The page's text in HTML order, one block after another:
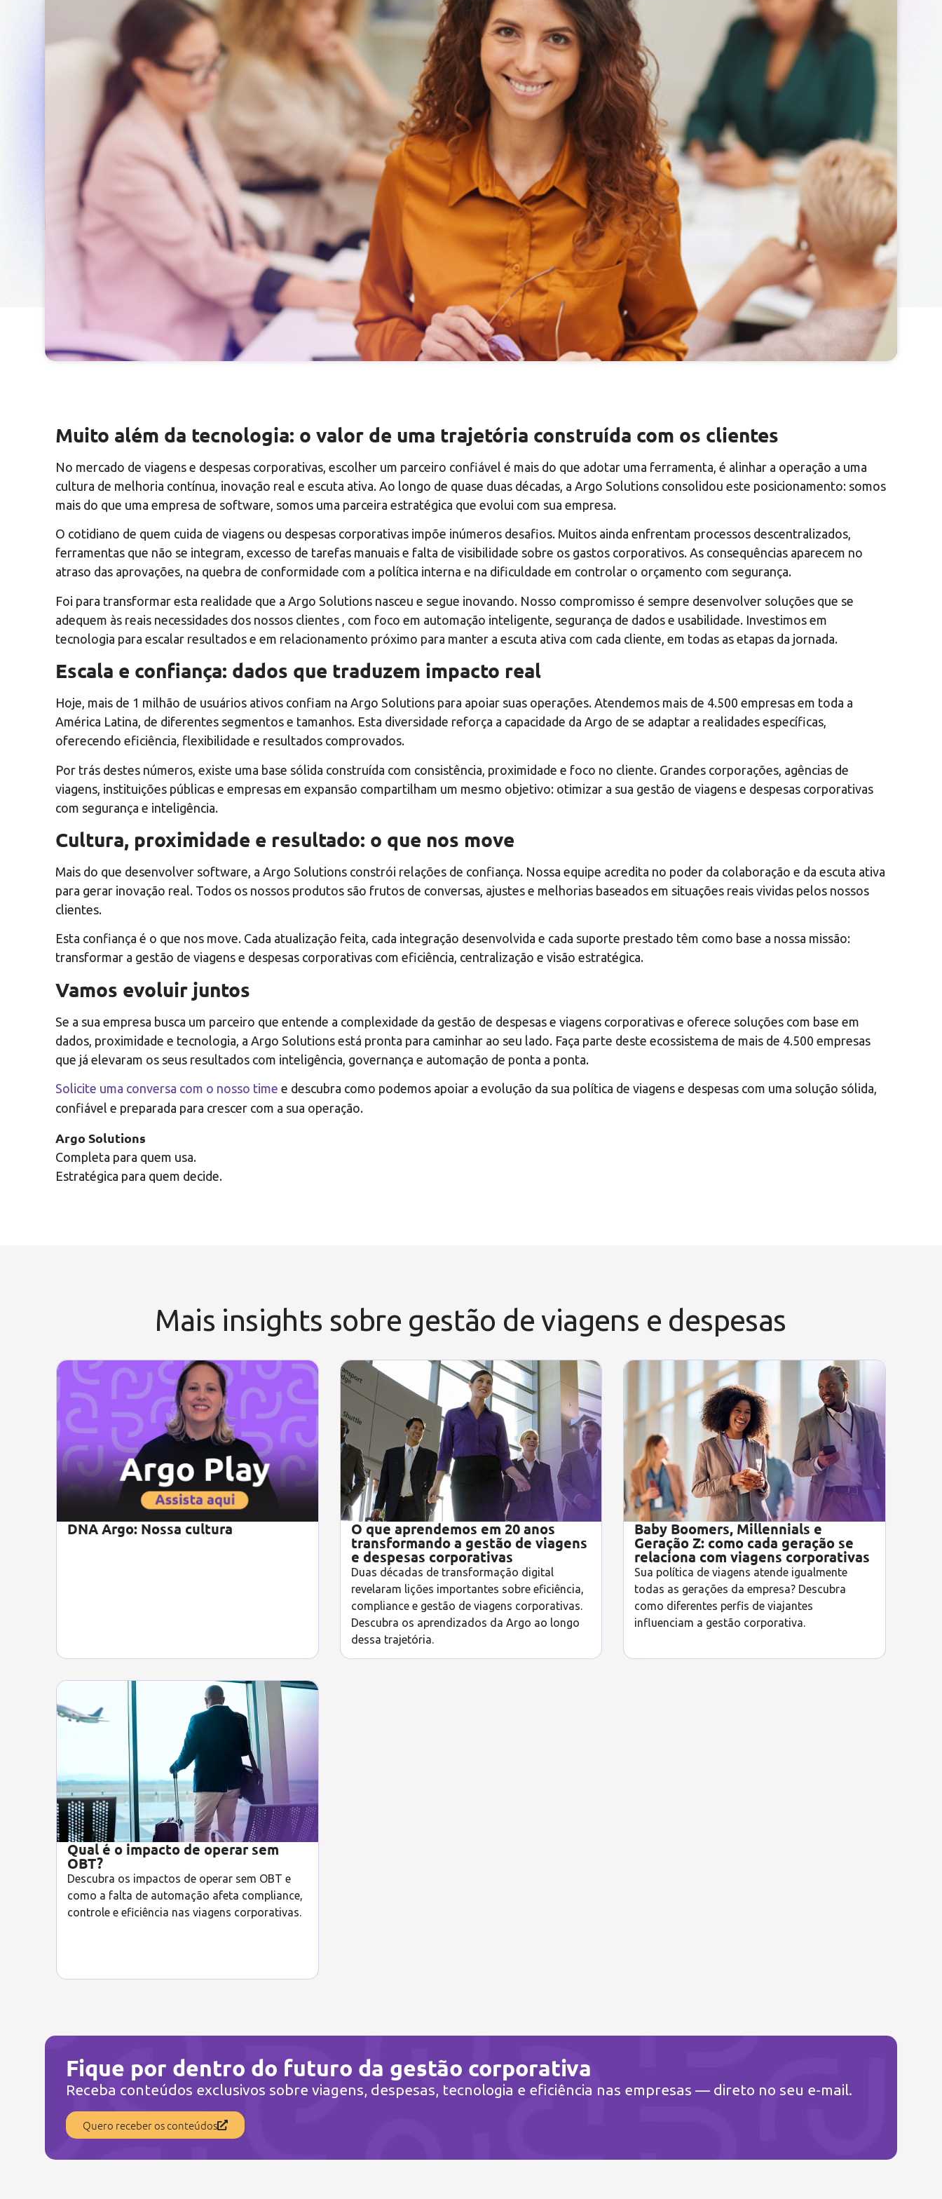
Muito além da tecnologia: o valor de uma trajetória construída com os clientes
No mercado de viagens e despesas corporativas, escolher um parceiro confiável é mais do que adotar uma ferramenta, é alinhar a operação a uma
cultura de melhoria contínua, inovação real e escuta ativa. Ao longo de quase duas décadas, a Argo Solutions consolidou este posicionamento: somos
mais do que uma empresa de software, somos uma parceira estratégica que evolui com sua empresa.
O cotidiano de quem cuida de viagens ou despesas corporativas impõe inúmeros desafios. Muitos ainda enfrentam processos descentralizados,
ferramentas que não se integram, excesso de tarefas manuais e falta de visibilidade sobre os gastos corporativos. As consequências aparecem no
atraso das aprovações, na quebra de conformidade com a política interna e na dificuldade em controlar o orçamento com segurança.
Foi para transformar esta realidade que a Argo Solutions nasceu e segue inovando. Nosso compromisso é sempre desenvolver soluções que se
adequem às reais necessidades dos nossos clientes , com foco em automação inteligente, segurança de dados e usabilidade. Investimos em
tecnologia para escalar resultados e em relacionamento próximo para manter a escuta ativa com cada cliente, em todas as etapas da jornada.
Escala e confiança: dados que traduzem impacto real
Hoje, mais de 1 milhão de usuários ativos confiam na Argo Solutions para apoiar suas operações. Atendemos mais de 4.500 empresas em toda a
América Latina, de diferentes segmentos e tamanhos. Esta diversidade reforça a capacidade da Argo de se adaptar a realidades específicas,
oferecendo eficiência, flexibilidade e resultados comprovados.
Por trás destes números, existe uma base sólida construída com consistência, proximidade e foco no cliente. Grandes corporações, agências de
viagens, instituições públicas e empresas em expansão compartilham um mesmo objetivo: otimizar a sua gestão de viagens e despesas corporativas
com segurança e inteligência.
Cultura, proximidade e resultado: o que nos move
Mais do que desenvolver software, a Argo Solutions constrói relações de confiança. Nossa equipe acredita no poder da colaboração e da escuta ativa
para gerar inovação real. Todos os nossos produtos são frutos de conversas, ajustes e melhorias baseados em situações reais vividas pelos nossos
clientes.
Esta confiança é o que nos move. Cada atualização feita, cada integração desenvolvida e cada suporte prestado têm como base a nossa missão:
transformar a gestão de viagens e despesas corporativas com eficiência, centralização e visão estratégica.
Vamos evoluir juntos
Se a sua empresa busca um parceiro que entende a complexidade da gestão de despesas e viagens corporativas e oferece soluções com base em
dados, proximidade e tecnologia, a Argo Solutions está pronta para caminhar ao seu lado. Faça parte deste ecossistema de mais de 4.500 empresas
que já elevaram os seus resultados com inteligência, governança e automação de ponta a ponta.
Solicite uma conversa com o nosso time e descubra como podemos apoiar a evolução da sua política de viagens e despesas com uma solução sólida,
confiável e preparada para crescer com a sua operação.
Argo Solutions
Completa para quem usa.
Estratégica para quem decide.
Mais insights sobre gestão de viagens e despesas
DNA Argo: Nossa cultura O que aprendemos em 20 anos
transformando a gestão de viagens
e despesas corporativas
Duas décadas de transformação digital
revelaram lições importantes sobre eficiência,
compliance e gestão de viagens corporativas.
Descubra os aprendizados da Argo ao longo
dessa trajetória.
Baby Boomers, Millennials e
Geração Z: como cada geração se
relaciona com viagens corporativas
Sua política de viagens atende igualmente
todas as gerações da empresa? Descubra
como diferentes perfis de viajantes
influenciam a gestão corporativa.
Qual é o impacto de operar sem
OBT?
Descubra os impactos de operar sem OBT e
como a falta de automação afeta compliance,
controle e eficiência nas viagens corporativas.
Fique por dentro do futuro da gestão corporativa
Receba conteúdos exclusivos sobre viagens, despesas, tecnologia e eficiência nas empresas — direto no seu e-mail.
Quero receber os conteúdos